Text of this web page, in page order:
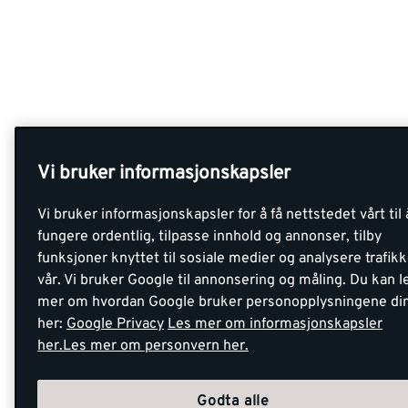
Vi bruker informasjonskapsler
Vi bruker informasjonskapsler for å få nettstedet vårt til
fungere ordentlig, tilpasse innhold og annonser, tilby
funksjoner knyttet til sosiale medier og analysere
vår. Vi bruker Google til annonsering og måling. Du kan
mer om hvordan Google bruker personopplysningene
her: Google Privacy Les mer om informasjonskapsler
her.Les mer om personvern her.
Godta alle